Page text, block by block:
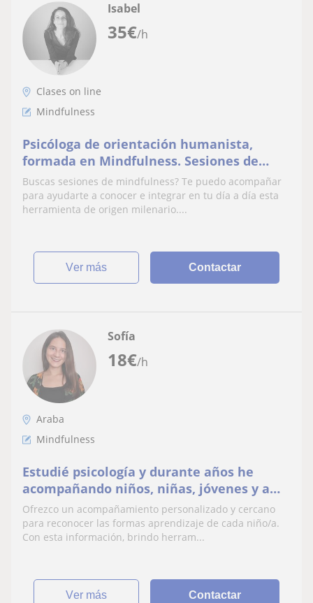
35€/h
Isabel
Clases on line
Mindfulness
Psicóloga de orientación humanista,
formada en Mindfulness. Sesiones de
mindfulness on line dirigidas a adultos y
adolescencia.
Buscas sesiones de mindfulness? Te puedo acompañar
para ayudarte a conocer e integrar en tu día a día esta
herramienta de origen milenario....
ver más Contactar
18€/h
Sofía
Araba
Mindfulness
Estudié psicología y durante años he
acompañando niños, niñas, jóvenes y a
sus familias para favorecer procesos de
aprendizaje
Ofrezco un acompañamiento personalizado y cercano
para reconocer las formas aprendizaje de cada niño/a.
Con esta información, brindo herram...
ver más Contactar